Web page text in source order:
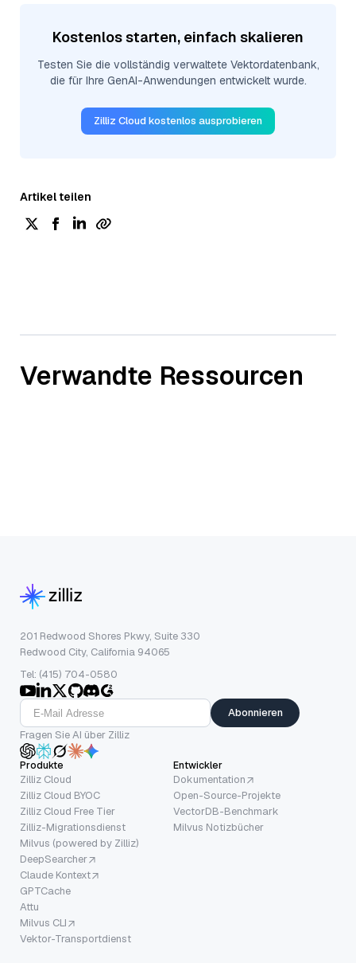
Kostenlos starten, einfach skalieren
Testen Sie die vollständig verwaltete Vektordatenbank,
die für Ihre GenAI-Anwendungen entwickelt wurde.
Zilliz Cloud kostenlos ausprobieren
Artikel teilen
Verwandte Ressourcen
201 Redwood Shores Pkwy, Suite 330
Redwood City, California 94065
Tel: (415) 704-0580
Abonnieren
Fragen Sie AI über Zilliz
Produkte
Zilliz Cloud
Zilliz Cloud BYOC
Zilliz Cloud Free Tier
Zilliz-Migrationsdienst
Milvus (powered by Zilliz)
DeepSearcher
Claude Kontext
GPTCache
Attu
Milvus CLI
Vektor-Transportdienst
Entwickler
Dokumentation
Open-Source-Projekte
VectorDB-Benchmark
Milvus Notizbücher